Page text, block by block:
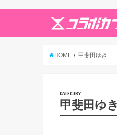
HOME 甲斐田ゆき
CATEGORY
甲斐田ゆき